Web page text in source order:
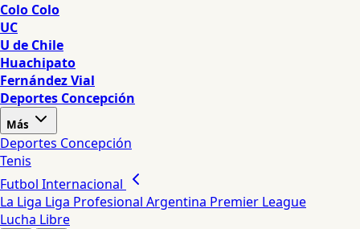
Colo Colo
UC
U de Chile
Huachipato
Fernández Vial
Deportes Concepción
Más
Deportes Concepción
Tenis
Futbol Internacional
La Liga Liga Profesional Argentina Premier League
Lucha Libre